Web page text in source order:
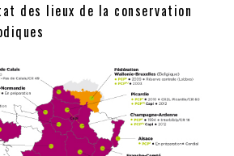
des lieux de la conservation